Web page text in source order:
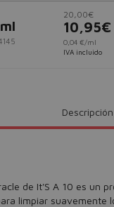
20,00€
10,95€
0,04 €/ml
IVA incluido
Descripción
de It'S A 10 es un
limpiar suavemente